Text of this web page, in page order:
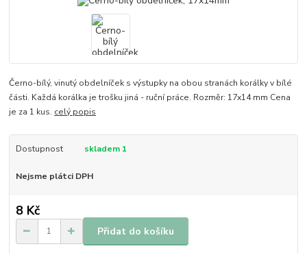
Černo-bílý, vinutý obdelníček s výstupky na obou stranách korálky v bílé
části. Každá korálka je trošku jiná - ruční práce. Rozměr: 17x14 mm Cena
je za 1 kus. celý popis
Dostupnost skladem 1
Nejsme plátci DPH
8 Kč
Přidat do košíku